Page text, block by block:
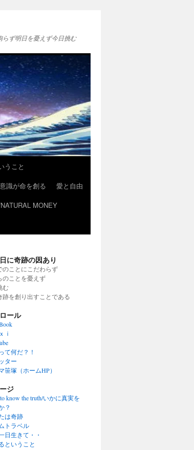
らず明日を憂えず今日挑む
うこと
意識が命を創る
愛と自由
MONEY
に奇跡の因あり
のことにこだわらず
のことを憂えず
む
跡を創り出すことである
ール
ｉ
て何だ？！
ター
笹塚（ホームHP）
ジ
know the truth/いかに真実を
？
は奇跡
トラベル
日生きて・・
ということ